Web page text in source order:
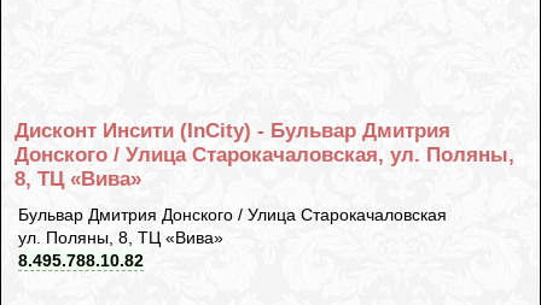
Дисконт Инсити (InCity) - Бульвар Дмитрия
Донского / Улица Старокачаловская, ул. Поляны,
8, ТЦ «Вива»
Бульвар Дмитрия Донского / Улица Старокачаловская
ул. Поляны, 8, ТЦ «Вива»
8.495.788.10.82